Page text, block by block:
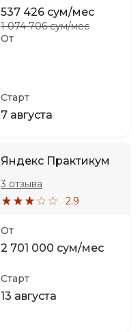
От
537 426 сум/мес
1 074 706 сум/мес
Старт
7 августа
Яндекс Практикум
2.9
3 отзыва
От
2 701 000 сум/мес
Старт
13 августа